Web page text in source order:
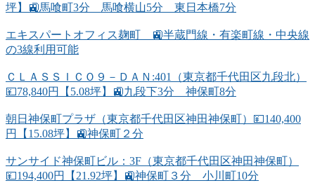
坪】🚉馬喰町3分 馬喰横山5分 東日本橋7分
エキスパートオフィス麹町 🚉半蔵門線・有楽町線・中央線
の3線利用可能
ＣＬＡＳＳＩＣＯ９－ＤＡＮ:401（東京都千代田区九段北）
💴78,840円【5.08坪】🚉九段下3分 神保町8分
朝日神保町プラザ（東京都千代田区神田神保町）💴140,400
円【15.08坪】🚉神保町２分
サンサイド神保町ビル：3F（東京都千代田区神田神保町）
💴194,400円【21.92坪】🚉神保町３分 小川町10分